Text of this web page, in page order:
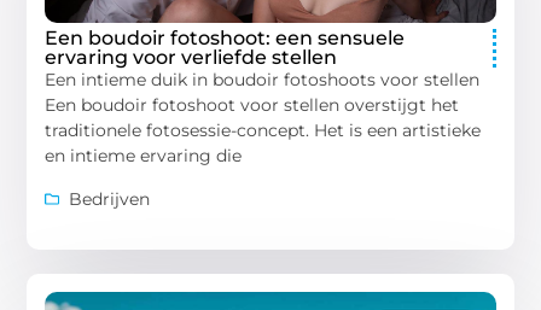
Een boudoir fotoshoot: een sensuele
ervaring voor verliefde stellen
Een intieme duik in boudoir fotoshoots voor stellen
Een boudoir fotoshoot voor stellen overstijgt het
traditionele fotosessie-concept. Het is een artistieke
en intieme ervaring die
Bedrijven